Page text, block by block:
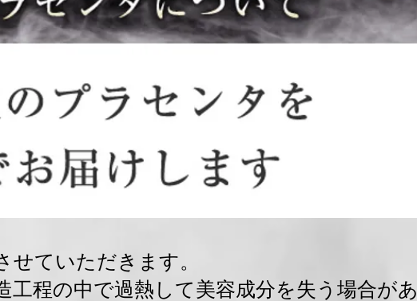
せていただきます。
工程の中で過熱して美容成分を失う場合があ